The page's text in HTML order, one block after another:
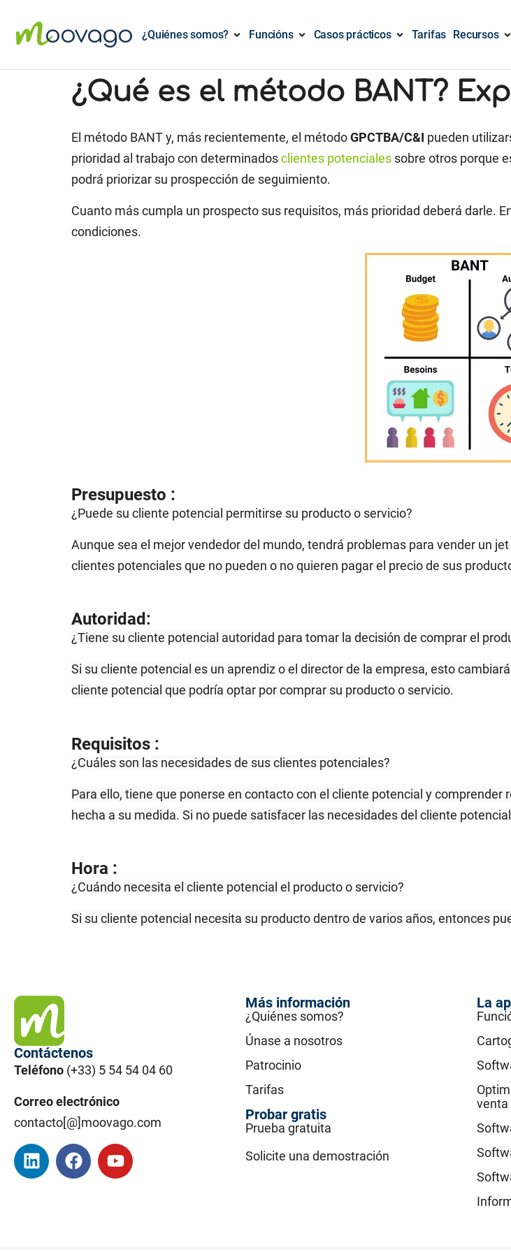
¿Quiénes somos? Funcións Casos prácticos Tarifas Recursos
¿Qué es el método BANT?
El método BANT y, más recientemente, el métodoGPCTBA/C&I pueden
prioridad al trabajo con determinadosclientes potenciales sobre otros porque
podrá priorizar su prospección de seguimiento.
Cuanto más cumpla un prospecto sus requisitos, más prioridad deberá darle.
condiciones.
Presupuesto :
¿Puede su cliente potencial permitirse su producto o servicio?
Aunque sea el mejor vendedor del mundo, tendrá problemas para vender un
clientes potenciales que no pueden o no quieren pagar el precio de sus
Autoridad:
¿Tiene su cliente potencial autoridad para tomar la decisión de comprar el
Si su cliente potencial es un aprendiz o el director de la empresa, esto
cliente potencial que podría optar por comprar su producto o servicio.
Requisitos :
¿Cuáles son las necesidades de sus clientes potenciales?
Para ello, tiene que ponerse en contacto con el cliente potencial y
hecha a su medida. Si no puede satisfacer las necesidades del cliente
Hora :
¿Cuándo necesita el cliente potencial el producto o servicio?
Si su cliente potencial necesita su producto dentro de varios años, entonces
Contáctenos
Teléfono (+33) 5 54 54 04 60
Correo electrónico
contacto[@]moovago.com
Más información
¿Quiénes somos?
Únase a nosotros
Patrocinio
Tarifas
Probar gratis
Prueba gratuita
Solicite una demostración
La
venta